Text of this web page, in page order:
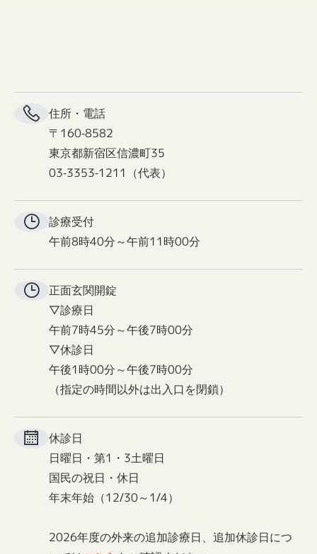
住所・電話
〒160-8582
東京都新宿区信濃町35
03-3353-1211（代表）
診療受付
午前8時40分～午前11時00分
正面玄関開錠
▽診療日
午前7時45分～午後7時00分
▽休診日
午後1時00分～午後7時00分
（指定の時間以外は出入口を閉鎖）
休診日
日曜日・第1・3土曜日
国民の祝日・休日
年末年始（12/30～1/4）
2026年度の外来の追加診療日、追加休診日につ